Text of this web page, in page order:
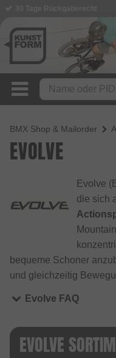
BMX Shop & Mailorder
EVOLVE
Evolve
die sich
bequeme Schoner
und gleichzeitig
Evolve FAQ
EVOLVE